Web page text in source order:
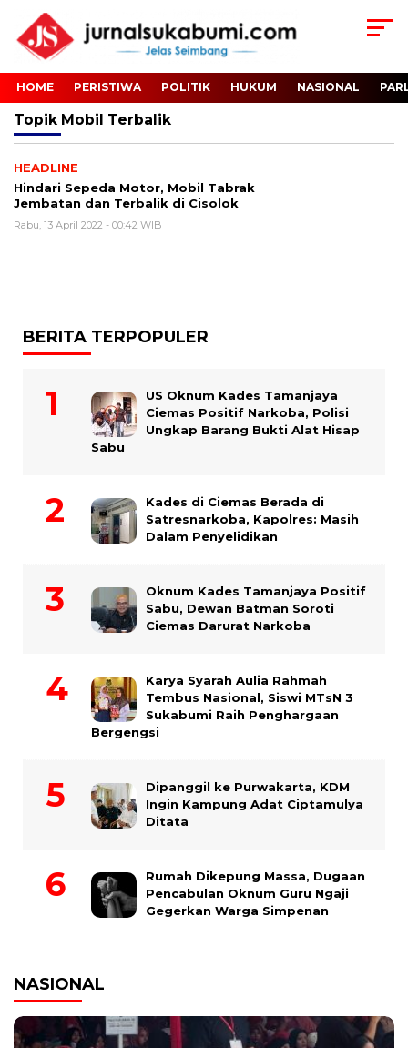
HOME PERISTIWA POLITIK HUKUM NASIONAL
Topik Mobil Terbalik
HEADLINE
Hindari Sepeda Motor, Mobil Tabrak
Jembatan dan Terbalik di Cisolok
Rabu, 13 April 2022 - 00:42 WIB
BERITA TERPOPULER
US Oknum Kades Tamanjaya
Ciemas Positif Narkoba, Polisi
Ungkap Barang Bukti Alat Hisap
Sabu
Kades di Ciemas Berada di
Satresnarkoba, Kapolres: Masih
Dalam Penyelidikan
Oknum Kades Tamanjaya Positif
Sabu, Dewan Batman Soroti
Ciemas Darurat Narkoba
Karya Syarah Aulia Rahmah
Tembus Nasional, Siswi MTsN 3
Sukabumi Raih Penghargaan
Bergengsi
Dipanggil ke Purwakarta, KDM
Ingin Kampung Adat Ciptamulya
Ditata
Rumah Dikepung Massa, Dugaan
Pencabulan Oknum Guru Ngaji
Gegerkan Warga Simpenan
NASIONAL